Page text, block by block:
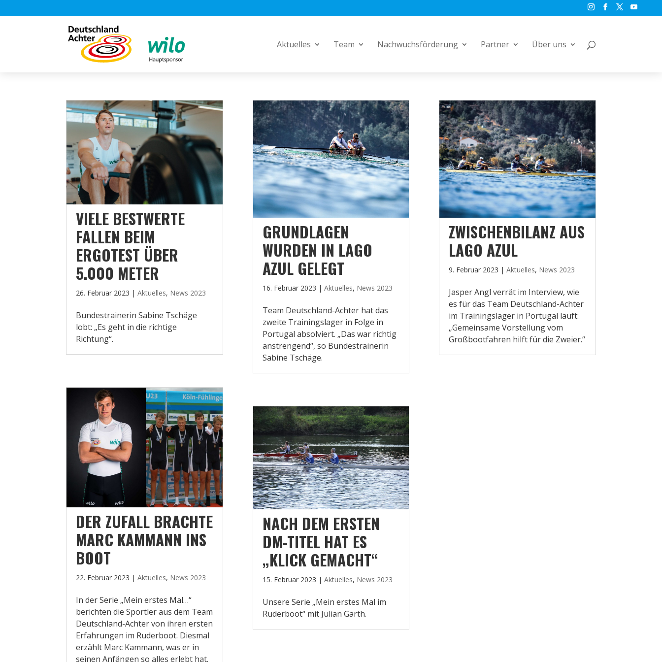
Aktuelles Team Nachwuchsförderung Partner Über uns
VIELE BESTWERTE
FALLEN BEIM
ERGOTEST ÜBER
5.000 METER
26. Februar 2023 |Aktuelles, News 2023
Bundestrainerin Sabine Tschäge
lobt: „Es geht in die richtige
Richtung“.
DER ZUFALL BRACHTE
MARC KAMMANN INS
BOOT
22. Februar 2023 |Aktuelles, News 2023
In der Serie „Mein erstes Mal…“
berichten die Sportler aus dem Team
Deutschland-Achter von ihren ersten
Erfahrungen im Ruderboot. Diesmal
erzählt Marc Kammann, was er in
seinen Anfängen so alles erlebt hat.
GRUNDLAGEN
WURDEN IN LAGO
AZUL GELEGT
16. Februar 2023 | Aktuelles, News 2023
Team Deutschland-Achter hat das
zweite Trainingslager in Folge in
Portugal absolviert. „Das war richtig
anstrengend“, so Bundestrainerin
Sabine Tschäge.
NACH DEM ERSTEN
DM-TITEL HAT ES
„KLICK GEMACHT“
15. Februar 2023 | Aktuelles, News 2023
Unsere Serie „Mein erstes Mal im
Ruderboot“ mit Julian Garth.
ZWISCHENBILANZ AUS
LAGO AZUL
9. Februar 2023 |Aktuelles, News 2023
Jasper Angl verrät im Interview, wie
es für das Team Deutschland-Achter
im Trainingslager in Portugal läuft:
„Gemeinsame Vorstellung vom
Großbootfahren hilft für die Zweier.“